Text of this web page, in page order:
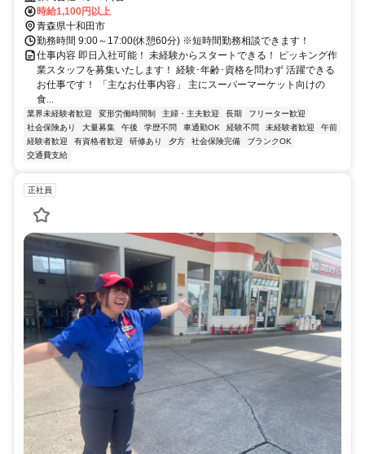
時給1,100円以上
青森県十和田市
勤務時間 9:00～17:00(休憩60分) ※短時間勤務相談できます！
仕事内容 即日入社可能！ 未経験からスタートできる！ ピッキング作
業スタッフを募集いたします！ 経験･年齢･資格を問わず 活躍できる
お仕事です！ 「主なお仕事内容」 主にスーパーマーケット向けの
食...
業界未経験者歓迎 変形労働時間制 主婦・主夫歓迎 長期
フリーター歓迎
社会保険あり
大量募集 午後 学歴不問 車通勤OK 経験不問 未経験者歓迎
午前
経験者歓迎
有資格者歓迎 研修あり 夕方 社会保険完備
ブランクOK
交通費支給
正社員